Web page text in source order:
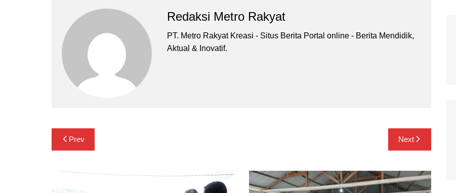
Redaksi Metro Rakyat
PT. Metro Rakyat Kreasi - Situs Berita Portal online - Berita Mendidik,
Aktual & Inovatif.
Navigasi
pos
Prev Next